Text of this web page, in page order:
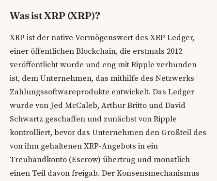
Was ist XRP (XRP)?
XRP ist der native Vermögenswert des XRP Ledger,
einer öffentlichen Blockchain, die erstmals 2012
veröffentlicht wurde und eng mit Ripple verbunden
ist, dem Unternehmen, das mithilfe des Netzwerks
Zahlungssoftwareprodukte entwickelt. Das Ledger
wurde von Jed McCaleb, Arthur Britto und David
Schwartz geschaffen und zunächst von Ripple
kontrolliert, bevor das Unternehmen den Großteil des
von ihm gehaltenen XRP-Angebots in ein
Treuhandkonto (Escrow) übertrug und monatlich
einen Teil davon freigab. Der Konsensmechanismus